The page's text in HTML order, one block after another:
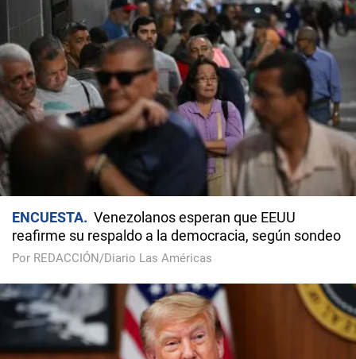
ENCUESTA
Venezolanos esperan que EEUU
reafirme su respaldo a la democracia, según sondeo
Por REDACCIÓN/Diario Las Américas